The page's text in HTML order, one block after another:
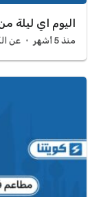
اليوم اي ليلة من
منذ 5 أشهر عن